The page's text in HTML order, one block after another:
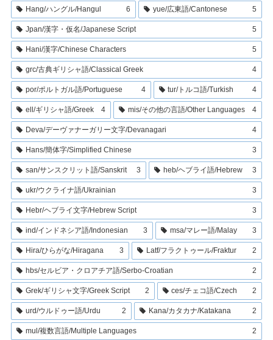
Hang/ハングル/Hangul 6 yue/広東語/Cantonese 5
Jpan/漢字・仮名/Japanese Script 5
Hani/漢字/Chinese Characters 5
grc/古典ギリシャ語/Classical Greek 4
por/ポルトガル語/Portuguese 4 tur/トルコ語/Turkish 4
ell/ギリシャ語/Greek 4 mis/その他の言語/Other Languages 4
Deva/デーヴァナーガリー文字/Devanagari 4
Hans/簡体字/Simplified Chinese 3
san/サンスクリット語/Sanskrit 3 heb/ヘブライ語/Hebrew 3
ukr/ウクライナ語/Ukrainian 3
Hebr/ヘブライ文字/Hebrew Script 3
ind/インドネシア語/Indonesian 3 msa/マレー語/Malay 3
Hira/ひらがな/Hiragana 3 Latf/フラクトゥール/Fraktur 2
hbs/セルビア・クロアチア語/Serbo-Croatian 2
Grek/ギリシャ文字/Greek Script 2 ces/チェコ語/Czech 2
urd/ウルドゥー語/Urdu 2 Kana/カタカナ/Katakana 2
mul/複数言語/Multiple Languages 2